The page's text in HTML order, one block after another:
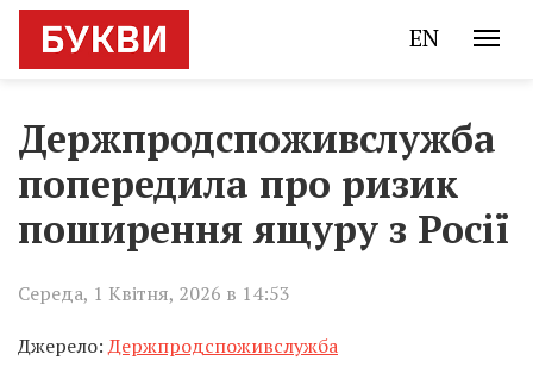
EN
Держпродспоживслужба
попередила про ризик
поширення ящуру з Росії
Середа, 1 Квітня, 2026 в 14:53
Джерело:Держпродспоживслужба